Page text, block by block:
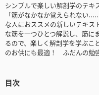
シンプルで楽しい解剖学のテキ
「筋がなかなか覚えられない
な人におススメの新しいテキス
な筋を一つひとつ解説し、筋に
るので、楽しく解剖学を学ぶこ
のお供にも最適！ ふだんの勉
目次